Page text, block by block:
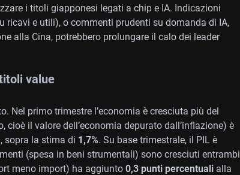
i titoli giapponesi legati a chip e IA. Indicazioni
ricavi e utili), o commenti prudenti su domanda di IA,
alla Cina, potrebbero prolungare il calo dei leader
value
Nel primo trimestre l’economia è cresciuta più del
cioè il valore dell’economia depurato dall’inflazione) è
sopra la stima di 1,7%. Su base trimestrale, il PIL è
(spesa in beni strumentali) sono cresciuti entrambi
meno import) ha aggiunto 0,3 punti percentuali alla